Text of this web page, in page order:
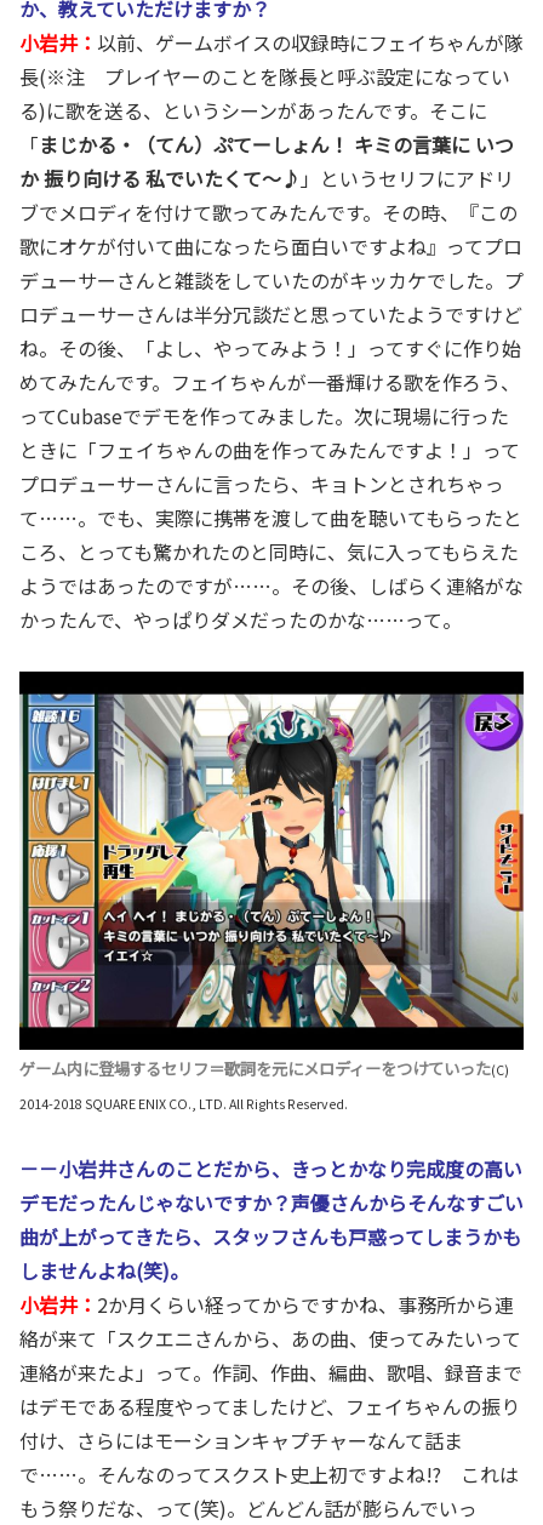
か、教えていただけますか？
小岩井： 以前、ゲームボイスの収録時にフェイちゃんが隊
長(※注 プレイヤーのことを隊長と呼ぶ設定になってい
る)に歌を送る、というシーンがあったんです。そこに
「まじかる・（てん）ぷてーしょん！ キミの言葉に いつ
か 振り向ける 私でいたくて～♪ 」というセリフにアドリ
ブでメロディを付けて歌ってみたんです。その時、『この
歌にオケが付いて曲になったら面白いですよね』ってプロ
デューサーさんと雑談をしていたのがキッカケでした。プ
ロデューサーさんは半分冗談だと思っていたようですけど
ね。その後、「よし、やってみよう！」ってすぐに作り始
めてみたんです。フェイちゃんが一番輝ける歌を作ろう、
ってCubaseでデモを作ってみました。次に現場に行った
ときに「フェイちゃんの曲を作ってみたんですよ！」って
プロデューサーさんに言ったら、キョトンとされちゃっ
て……。でも、実際に携帯を渡して曲を聴いてもらったと
ころ、とっても驚かれたのと同時に、気に入ってもらえた
ようではあったのですが……。その後、しばらく連絡がな
かったんで、やっぱりダメだったのかな……って。
ゲーム内に登場するセリフ＝歌詞を元にメロディーをつけていった(C)
2014-2018 SQUARE ENIX CO., LTD. All Rights Reserved.
－－小岩井さんのことだから、きっとかなり完成度の高い
デモだったんじゃないですか？声優さんからそんなすごい
曲が上がってきたら、スタッフさんも戸惑ってしまうかも
しませんよね(笑)。
小岩井： 2か月くらい経ってからですかね、事務所から連
絡が来て「スクエニさんから、あの曲、使ってみたいって
連絡が来たよ」って。作詞、作曲、編曲、歌唱、録音まで
はデモである程度やってましたけど、フェイちゃんの振り
付け、さらにはモーションキャプチャーなんて話ま
で……。そんなのってスクスト史上初ですよね!? これは
もう祭りだな、って(笑)。どんどん話が膨らんでいっ